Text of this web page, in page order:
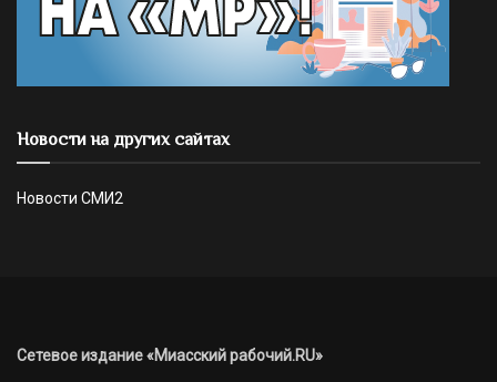
Новости на других сайтах
Новости СМИ2
Сетевое издание «Миасский рабочий.RU»